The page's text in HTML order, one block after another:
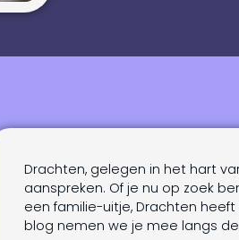
Drachten, gelegen in het hart
aanspreken. Of je nu op zoek
een familie-uitje, Drachten
blog nemen we je mee langs